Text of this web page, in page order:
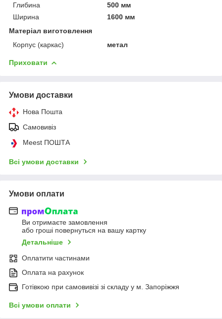
Глибина
500 мм
Ширина
1600 мм
Матеріал виготовлення
Корпус (каркас)
метал
Приховати
Умови доставки
Нова Пошта
Самовивіз
Meest ПОШТА
Всі умови доставки
Умови оплати
Ви отримаєте замовлення
або гроші повернуться на вашу картку
Детальніше
Оплатити частинами
Оплата на рахунок
Готівкою при самовивізі зі складу у м. Запоріжжя
Всі умови оплати